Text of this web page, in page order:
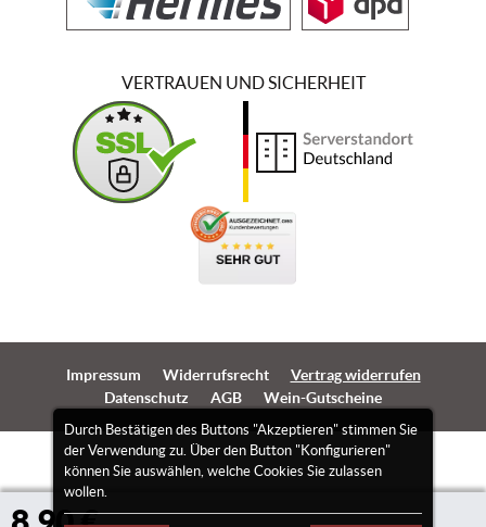
Durch Bestätigen des Buttons "Akzeptieren" stimmen Sie
der Verwendung zu. Über den Button "Konfigurieren"
können Sie auswählen, welche Cookies Sie zulassen
wollen.
VERTRAUEN UND SICHERHEIT
Impressum Widerrufsrecht
Vertrag widerrufen
Datenschutz
AGB Wein-Gutscheine